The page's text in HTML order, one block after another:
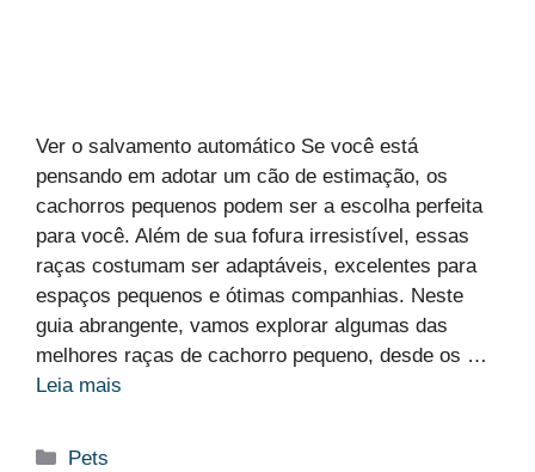
Ver o salvamento automático Se você está
pensando em adotar um cão de estimação, os
cachorros pequenos podem ser a escolha perfeita
para você. Além de sua fofura irresistível, essas
raças costumam ser adaptáveis, excelentes para
espaços pequenos e ótimas companhias. Neste
guia abrangente, vamos explorar algumas das
melhores raças de cachorro pequeno, desde os …
Leia mais
Categorias
Pets